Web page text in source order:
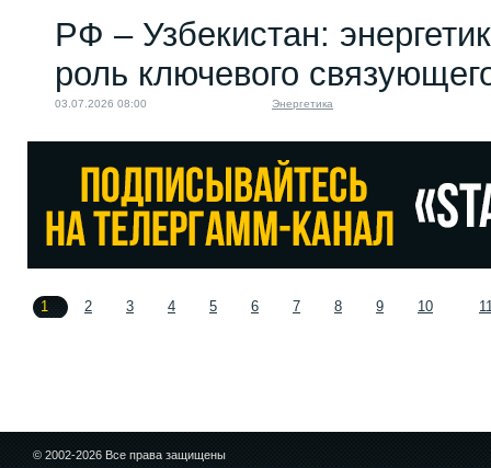
РФ – Узбекистан:
роль ключевого
03.07.2026 08:00 Энергетика
1 2 3 4 5 6 7 8 9 10
© 2002-2026 Все права защищены